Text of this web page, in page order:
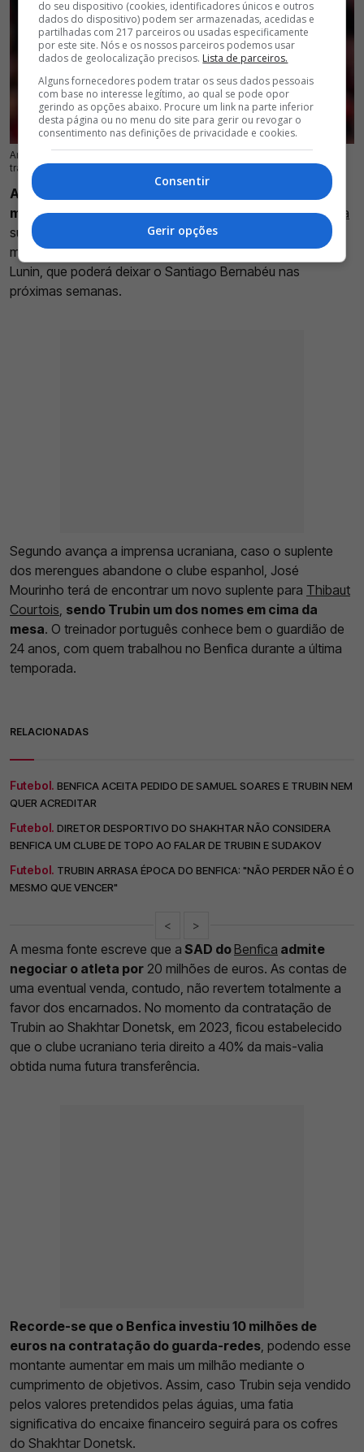
Anatoliy Trubin é apontado ao Real Madrid neste mercado de
transferências; Guardião pode sair do Benfica por 20M
14 Jul 2026 | 17:35 |
Anatoliy Trubin é apontado ao Real Madrid neste
mercado de transferências.O guarda-redes do Benfica
surge como uma das opções equacionadas pelos
merengues para colmatar uma eventual saída de Andriy
Lunin, que poderá deixar o Santiago Bernabéu nas
próximas semanas.
Segundo avança a imprensa ucraniana, caso o suplente
dos merengues abandone o clube espanhol, José
Mourinho terá de encontrar um novo suplente para Thibaut
Courtois sendo Trubin um dos nomes em cima da
mesa. O treinador português conhece bem o guardião de
24 anos, com quem trabalhou no Benfica durante a última
temporada.
RELACIONADAS
Futebol. BENFICA ACEITA PEDIDO DE SAMUEL SOARES E TRUBIN NEM
QUER ACREDITAR
Futebol. DIRETOR DESPORTIVO DO SHAKHTAR NÃO CONSIDERA
BENFICA UM CLUBE DE TOPO AO FALAR DE TRUBIN E SUDAKOV
Futebol. TRUBIN ARRASA ÉPOCA DO BENFICA: "NÃO PERDER NÃO É O
MESMO QUE VENCER"
< >
A mesma fonte escreve que a SAD doBenfica admite
negociar o atleta por 20 milhões de euros. As contas de
uma eventual venda, contudo, não revertem totalmente a
favor dos encarnados. No momento da contratação de
Trubin ao Shakhtar Donetsk, em 2023, ficou estabelecido
que o clube ucraniano teria direito a 40% da mais-valia
obtida numa futura transferência.
Recorde-se que o Benfica investiu 10 milhões de
euros na contratação do guarda-redes , podendo esse
montante aumentar em mais um milhão mediante o
cumprimento de objetivos. Assim, caso Trubin seja vendido
pelos valores pretendidos pelas águias, uma fatia
significativa do encaixe financeiro seguirá para os cofres
do Shakhtar Donetsk.
do seu dispositivo (cookies, identificadores únicos e outros
dados do dispositivo) podem ser armazenadas, acedidas e
partilhadas com 217 parceiros ou usadas especificamente
por este site. Nós e os nossos parceiros podemos usar
dados de geolocalização precisos. Lista de parceiros.
Alguns fornecedores podem tratar os seus dados pessoais
com base no interesse legítimo, ao qual se pode opor
gerindo as opções abaixo. Procure um link na parte inferior
desta página ou no menu do site para gerir ou revogar o
consentimento nas definições de privacidade e cookies.
Consentir
Gerir opções